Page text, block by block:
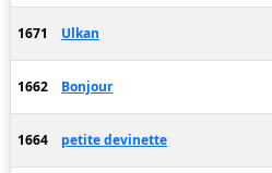
1671 Ulkan
1662 Bonjour
1664 petite devinette